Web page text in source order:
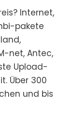
Internet,
pakete
net, Antec,
Upload-
Über 300
und bis